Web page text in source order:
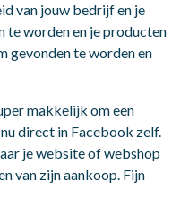
van jouw bedrijf en je
te worden en je producten
gevonden te worden en
makkelijk om een
direct in Facebook zelf.
je website of webshop
van zijn aankoop. Fijn